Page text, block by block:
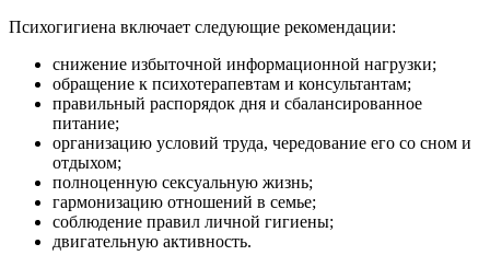
Психогигиена включает следующие рекомендации:
снижение избыточной информационной нагрузки;
обращение к психотерапевтам и консультантам;
правильный распорядок дня и сбалансированное
питание;
организацию условий труда, чередование его со сном и
отдыхом;
полноценную сексуальную жизнь;
гармонизацию отношений в семье;
соблюдение правил личной гигиены;
двигательную активность.